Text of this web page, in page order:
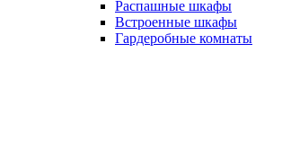
Распашные шкафы
Встроенные шкафы
Гардеробные комнаты